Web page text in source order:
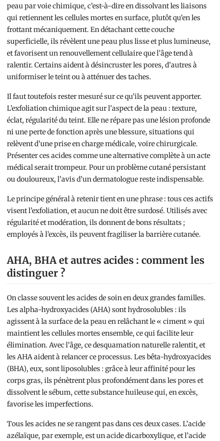
peau par voie chimique, c’est-à-dire en dissolvant les liaisons
qui retiennent les cellules mortes en surface, plutôt qu’en les
frottant mécaniquement. En détachant cette couche
superficielle, ils révèlent une peau plus lisse et plus lumineuse,
et favorisent un renouvellement cellulaire que l’âge tend à
ralentir. Certains aident à désincruster les pores, d’autres à
uniformiser le teint ou à atténuer des taches.
Il faut toutefois rester mesuré sur ce qu’ils peuvent apporter.
L’exfoliation chimique agit sur l’aspect de la peau : texture,
éclat, régularité du teint. Elle ne répare pas une lésion profonde
ni une perte de fonction après une blessure, situations qui
relèvent d’une prise en charge médicale, voire chirurgicale.
Présenter ces acides comme une alternative complète à un acte
médical serait trompeur. Pour un problème cutané persistant
ou douloureux, l’avis d’un dermatologue reste indispensable.
Le principe général à retenir tient en une phrase : tous ces actifs
visent l’exfoliation, et aucun ne doit être surdosé. Utilisés avec
régularité et modération, ils donnent de bons résultats ;
employés à l’excès, ils peuvent fragiliser la barrière cutanée.
AHA, BHA et autres acides : comment les
distinguer ?
On classe souvent les acides de soin en deux grandes familles.
Les alpha-hydroxyacides (AHA) sont hydrosolubles : ils
agissent à la surface de la peau en relâchant le « ciment » qui
maintient les cellules mortes ensemble, ce qui facilite leur
élimination. Avec l’âge, ce desquamation naturelle ralentit, et
les AHA aident à relancer ce processus. Les bêta-hydroxyacides
(BHA), eux, sont liposolubles : grâce à leur affinité pour les
corps gras, ils pénètrent plus profondément dans les pores et
dissolvent le sébum, cette substance huileuse qui, en excès,
favorise les imperfections.
Tous les acides ne se rangent pas dans ces deux cases. L’acide
azélaïque, par exemple, est un acide dicarboxylique, et l’acide